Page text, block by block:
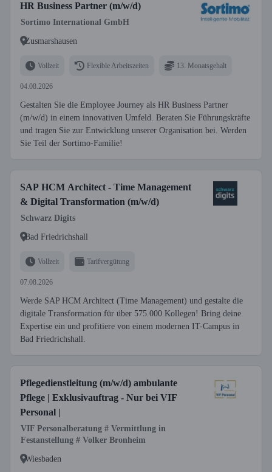
HR Business Partner (m/w/d)
Sortimo International GmbH
Zusmarshausen
Vollzeit Flexible Arbeitszeiten 13. Monatsgehalt
04.08.2026
Gestalten Sie die Employee Journey als HR Business Partner
(m/w/d) in einem innovativen Umfeld. Beraten Sie Führungskräfte
und tragen Sie zur Entwicklung unserer Organisation bei. Werden
Sie Teil der Sortimo-Familie!
SAP HCM Architect - Time Management
& Digital Transformation (m/w/d)
Schwarz Digits
Bad Friedrichshall
Vollzeit Tarifvergütung
07.08.2026
Werde SAP HCM Architect (Time Management) und gestalte die
digitale Transformation für über 575.000 Kollegen! Bring deine
Expertise ein und profitiere von einem modernen IT-Campus in
Bad Friedrichshall.
Pflegedienstleitung (m/w/d) ambulante
Pflege | Exklusivauftrag - Nur bei VIF
Personal |
VIF Personalberatung # Vermittlung in
Festanstellung # Volker Bronheim
Wiesbaden